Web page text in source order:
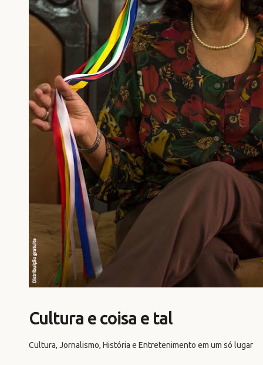
Cultura e coisa e tal
Cultura, Jornalismo, História e Entretenimento em um só lugar